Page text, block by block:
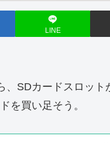
LINE
SDカードスロット
を買い足そう。